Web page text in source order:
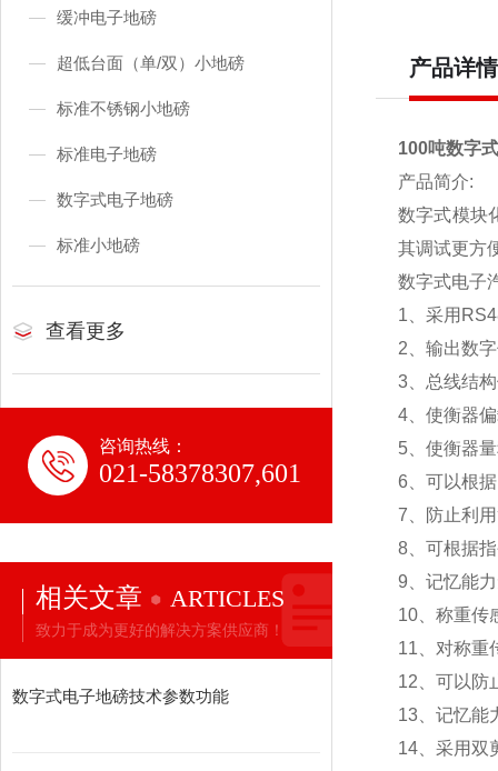
缓冲电子地磅
超低台面（单/双）小地磅
标准不锈钢小地磅
标准电子地磅
数字式电子地磅
标准小地磅
查看更多
咨询热线：
021-58378307,601
相关文章 ARTICLES
致力于成为更好的解决方案供应商！
数字式电子地磅技术参数功能
产品详情
100吨数字
产品简介:
数字式模块
其调试更方
数字式电子
1 、采用
2 、输出数
3 、总线结
4 、使衡器
5 、使衡器
6 、可以根
7 、防止利
8 、可根据
9 、记忆能
10 、称重
11 、对称
12 、可以
13 、记忆
14 、采用